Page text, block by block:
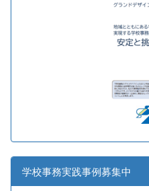
学校事務実践事例募集中